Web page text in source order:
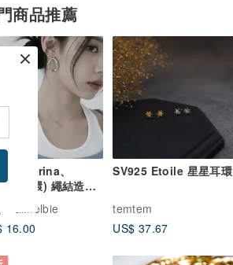
商品推薦
Karina、
耳環) 繩結造型
圈形耳環 - 銀色
aimelbie
16.00
SV925 Etoile 星星耳環
temtem
US$ 37.67